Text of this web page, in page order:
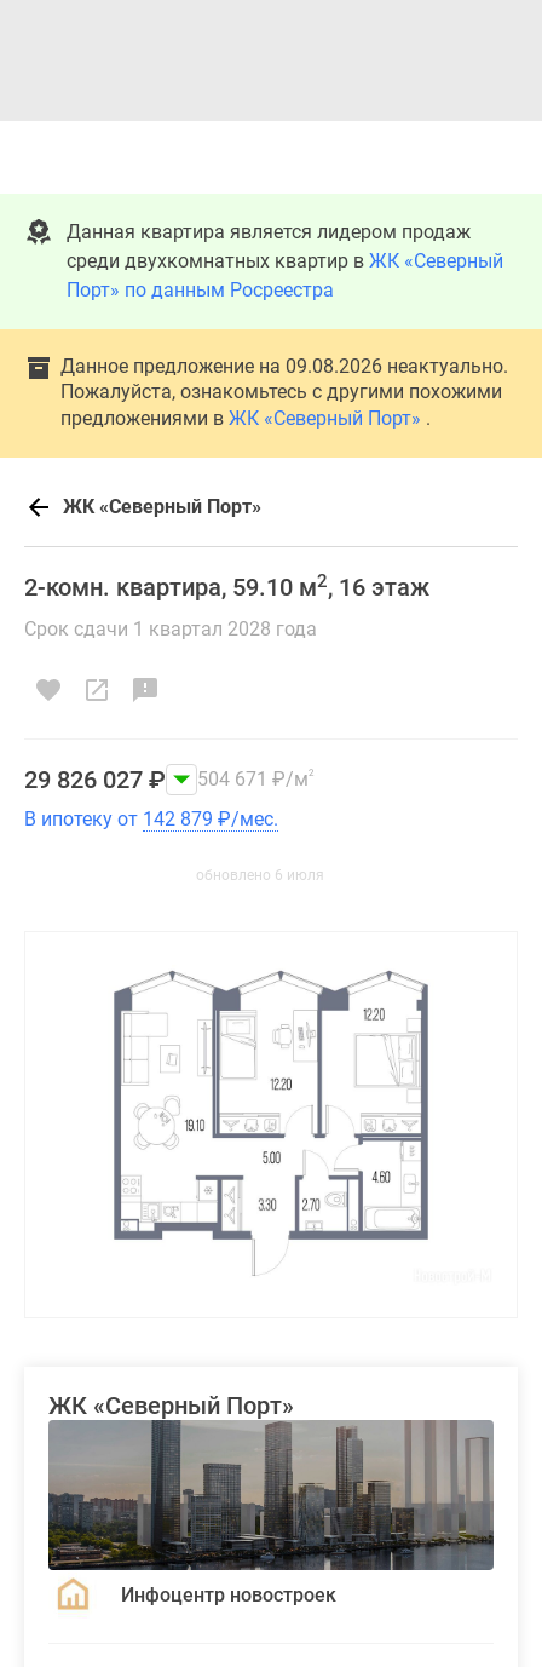
Данная квартира является лидером продаж
среди двухкомнатных квартир в ЖК «Северный
Порт» по данным Росреестра
Данное предложение на 09.08.2026 неактуально.
Пожалуйста, ознакомьтесь с другими похожими
предложениями в ЖК «Северный Порт» .
ЖК «Северный Порт»
2-комн. квартира, 59.10 м2, 16 этаж
Срок сдачи 1 квартал 2028 года
29 826 027 ₽ 504 671 ₽/м2
В ипотеку от 142 879 ₽/мес.
обновлено 6 июля
ЖК «Северный Порт»
Инфоцентр новостроек